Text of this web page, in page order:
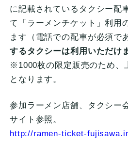
に記載されているタクシー配
て「ラーメンチケット」利用
ます（電話での配車が必須で
するタクシーは利用いただけ
※1000枚の限定販売のため、
となります。
参加ラーメン店舗、タクシー
サイト参照。
http://ramen-ticket-